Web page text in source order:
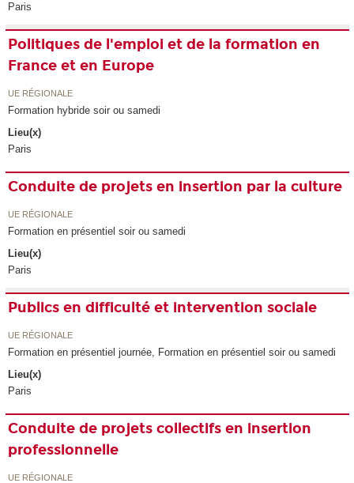
Paris
Politiques de l'emploi et de la formation en
France et en Europe
UE RÉGIONALE
Formation hybride soir ou samedi
Lieu(x)
Paris
Conduite de projets en insertion par la culture
UE RÉGIONALE
Formation en présentiel soir ou samedi
Lieu(x)
Paris
Publics en difficulté et intervention sociale
UE RÉGIONALE
Formation en présentiel journée, Formation en présentiel soir ou samedi
Lieu(x)
Paris
Conduite de projets collectifs en insertion
professionnelle
UE RÉGIONALE